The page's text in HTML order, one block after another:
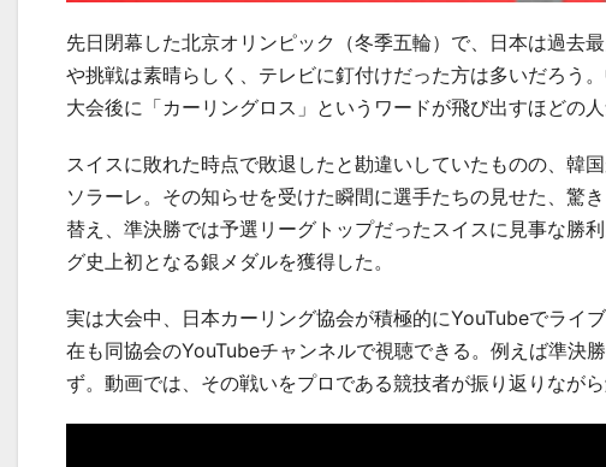
先日閉幕した北京オリンピック（冬季五輪）で、日本は過去
や挑戦は素晴らしく、テレビに釘付けだった方は多いだろう
大会後に「カーリングロス」というワードが飛び出すほどの人
スイスに敗れた時点で敗退したと勘違いしていたものの、韓
ソラーレ。その知らせを受けた瞬間に選手たちの見せた、驚
替え、準決勝では予選リーグトップだったスイスに見事な勝
グ史上初となる銀メダルを獲得した。
実は大会中、日本カーリング協会が積極的にYouTubeでライ
在も同協会のYouTubeチャンネルで視聴できる。例えば準決
ず。動画では、その戦いをプロである競技者が振り返りながら